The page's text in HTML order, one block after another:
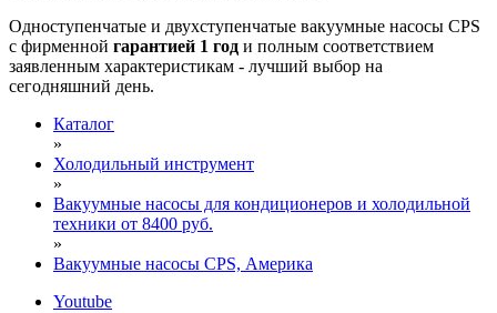
Одноступенчатые и двухступенчатые вакуумные насосы CPS
с фирменной гарантией 1 год и полным соответствием
заявленным характеристикам - лучший выбор на
сегодняшний день.
Каталог
»
Холодильный инструмент
»
Вакуумные насосы для кондиционеров и холодильной
техники от 8400 руб.
»
Вакуумные насосы CPS, Америка
Youtube